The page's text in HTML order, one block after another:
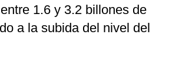
1.6 y 3.2 billones de
a la subida del nivel del